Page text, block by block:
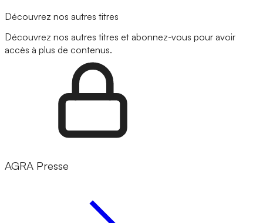
Découvrez nos autres titres
Découvrez nos autres titres et abonnez-vous pour avoir
accès à plus de contenus.
AGRA Presse